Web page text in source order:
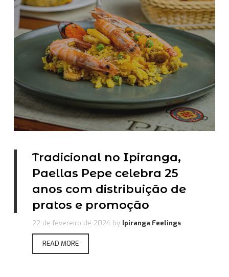
Tradicional no Ipiranga,
Paellas Pepe celebra 25
anos com distribuição de
pratos e promoção
22 de fevereiro de 2024 by Ipiranga Feelings
READ MORE